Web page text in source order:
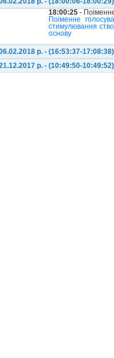
18:00:25 -
Поіменне
стимулювання
основу
р. - (16:53:37-17:08:38)
р. - (10:49:50-10:49:52)